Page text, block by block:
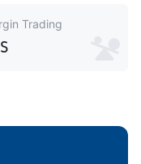
Trading